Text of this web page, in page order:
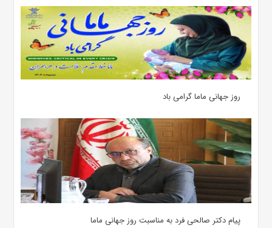
روز جهانی ماما گرامی باد
پیام دکتر صالحی فرد به مناسبت روز جهانی ماما